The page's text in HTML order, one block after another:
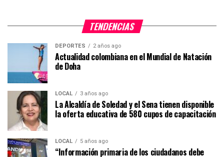
TENDENCIAS
DEPORTES 2 años ago
Actualidad colombiana en el Mundial de Natación
de Doha
LOCAL 3 años ago
La Alcaldía de Soledad y el Sena tienen disponible
la oferta educativa de 580 cupos de capacitación
LOCAL 5 años ago
“Información primaria de los ciudadanos debe